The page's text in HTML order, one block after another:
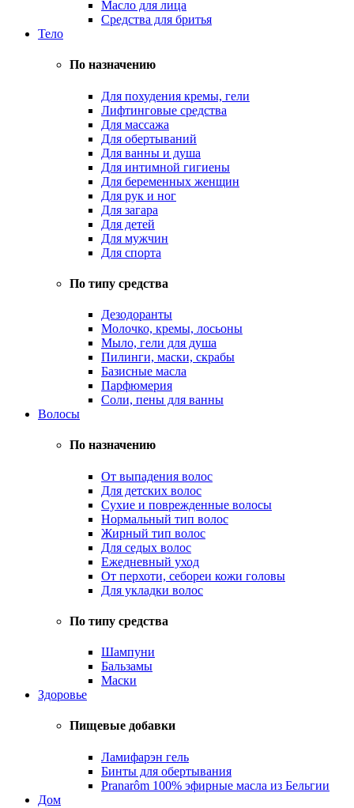
Масло для лица
Средства для бритья
Тело
По назначению
Для похудения кремы, гели
Лифтинговые средства
Для массажа
Для обертываний
Для ванны и душа
Для интимной гигиены
Для беременных женщин
Для рук и ног
Для загара
Для детей
Для мужчин
Для спорта
По типу средства
Дезодоранты
Молочко, кремы, лосьоны
Мыло, гели для душа
Пилинги, маски, скрабы
Базисные масла
Парфюмерия
Соли, пены для ванны
Волосы
По назначению
От выпадения волос
Для детских волос
Сухие и поврежденные волосы
Нормальный тип волос
Жирный тип волос
Для седых волос
Ежедневный уход
От перхоти, себореи кожи головы
Для укладки волос
По типу средства
Шампуни
Бальзамы
Маски
Здоровье
Пищевые добавки
Ламифарэн гель
Бинты для обертывания
Pranarôm 100% эфирные масла из Бельгии
Дом